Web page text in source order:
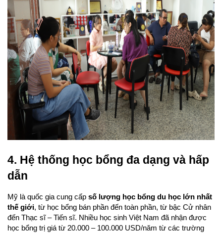
4. Hệ thống học bổng đa dạng và hấp
dẫn
Mỹ là quốc gia cung cấp số lượng học bổng du học lớn nhất
thế giới, từ học bổng bán phần đến toàn phần, từ bậc Cử nhân
đến Thạc sĩ – Tiến sĩ. Nhiều học sinh Việt Nam đã nhận được
học bổng trị giá từ 20.000 – 100.000 USD/năm từ các trường